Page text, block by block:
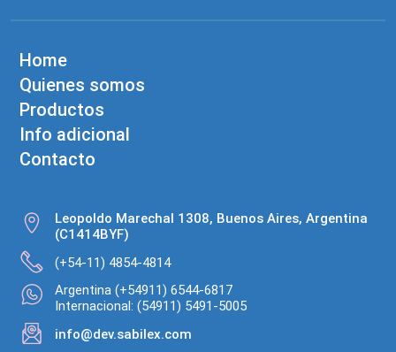
Home
Quienes somos
Productos
Info adicional
Contacto
Leopoldo Marechal 1308, Buenos Aires, Argentina
(C1414BYF)
(+54-11) 4854-4814
Argentina (+54911) 6544-6817
Internacional: (54911) 5491-5005
info@dev.sabilex.com